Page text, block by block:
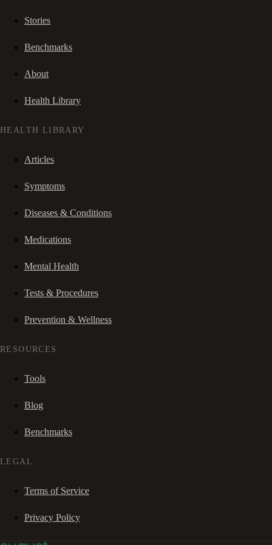
Stories
Benchmarks
About
Health Library
HEALTH LIBRARY
Articles
Symptoms
Diseases & Conditions
Medications
Mental Health
Tests & Procedures
Prevention & Wellness
RESOURCES
Tools
Blog
Benchmarks
LEGAL
Terms of Service
Privacy Policy